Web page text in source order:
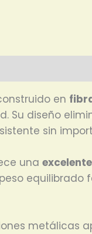
en
Su diseño
sin
una
metálicas